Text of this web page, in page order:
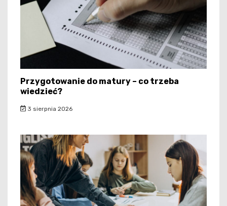
Przygotowanie do matury – co trzeba
wiedzieć?
3 sierpnia 2026